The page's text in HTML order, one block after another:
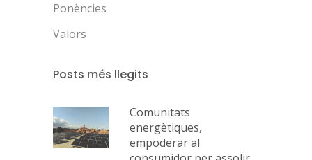
Ponències
Valors
Posts més llegits
Comunitats
energètiques,
empoderar al